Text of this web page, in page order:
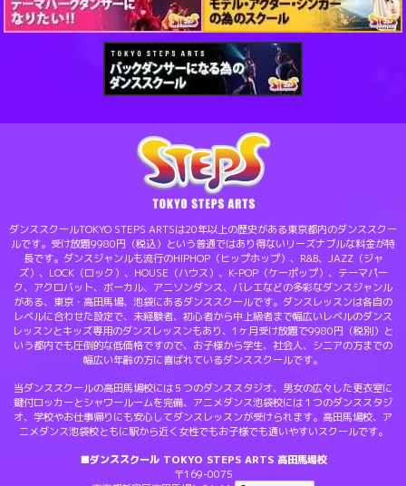
ダンススクールTOKYO STEPS ARTSは20年以上の歴史がある東京都内のダンススクー
ルです。受け放題9980円（税込）という普通ではあり得ないリーズナブルな料金が特
長です。ダンスジャンルも流行のHIPHOP（ヒップホップ）、R&B、JAZZ（ジャ
ズ）、LOCK（ロック）、HOUSE（ハウス）、K-POP（ケーポップ）、テーマパー
ク、アクロバット、ボーカル、アニソンダンス、バレエなどの多彩なダンスジャンル
がある、東京・高田馬場、池袋にあるダンススクールです。ダンスレッスンは各自の
レベルに合わせた設定で、未経験者、初心者から中上級者まで幅広いレベルのダンス
レッスンとキッズ専用のダンスレッスンもあり、1ヶ月受け放題で9980円（税別）と
いう都内でも圧倒的な低価格ですので、お子様から学生、社会人、シニアの方までの
幅広い年齢の方に喜ばれているダンススクールです。
当ダンススクールの高田馬場校には５つのダンススタジオ、男女の広々した更衣室に
鍵付ロッカーとシャワールームを完備、アニメダンス池袋校には１つのダンススタジ
オ、学校やお仕事帰りにも安心してダンスレッスンが受けられます。高田馬場校、ア
ニメダンス池袋校ともに駅から近く女性でもお子様でも通いやすいスクールです。
■ダンススクール TOKYO STEPS ARTS 高田馬場校
〒169-0075